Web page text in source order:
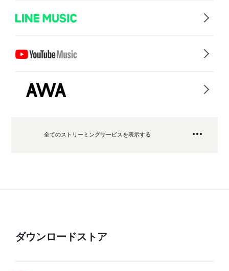
全てのストリーミングサービスを表示する
ダウンロードストア